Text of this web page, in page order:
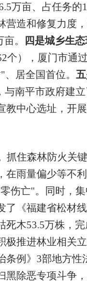
万亩、占任务的
营造和修复力度，
亩。 四是城乡生态
个），厦门市通过
居全国首位。
南平市政府建
中心选址，开
抓住森林防火关
雨量偏少等不
伤亡"。同时，
了《福建省松材
死木53.5万株，
极推进林业相关
例》 3部地方性
黑除恶专项斗争